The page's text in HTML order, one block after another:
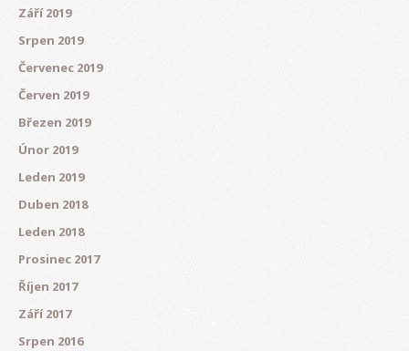
Září 2019
Srpen 2019
Červenec 2019
Červen 2019
Březen 2019
Únor 2019
Leden 2019
Duben 2018
Leden 2018
Prosinec 2017
Říjen 2017
Září 2017
Srpen 2016